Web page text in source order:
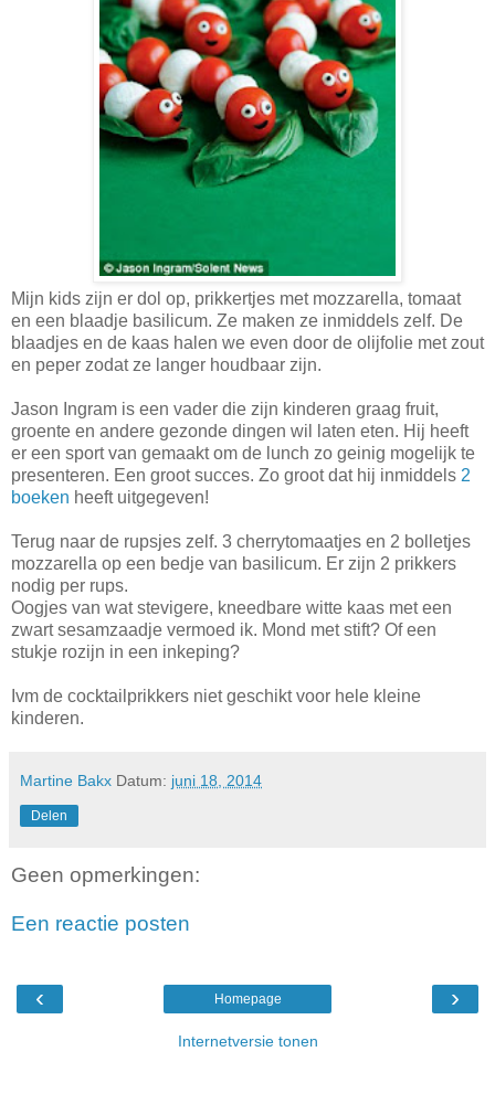
Mijn kids zijn er dol op, prikkertjes met mozzarella, tomaat
en een blaadje basilicum. Ze maken ze inmiddels zelf. De
blaadjes en de kaas halen we even door de olijfolie met zout
en peper zodat ze langer houdbaar zijn.
Jason Ingram is een vader die zijn kinderen graag fruit,
groente en andere gezonde dingen wil laten eten. Hij heeft
er een sport van gemaakt om de lunch zo geinig mogelijk te
presenteren. Een groot succes. Zo groot dat hij inmiddels 2
boeken heeft uitgegeven!
Terug naar de rupsjes zelf. 3 cherrytomaatjes en 2 bolletjes
mozzarella op een bedje van basilicum. Er zijn 2 prikkers
nodig per rups.
Oogjes van wat stevigere, kneedbare witte kaas met een
zwart sesamzaadje vermoed ik. Mond met stift? Of een
stukje rozijn in een inkeping?
Ivm de cocktailprikkers niet geschikt voor hele kleine
kinderen.
Martine Bakx Datum: juni 18, 2014
Delen
Geen opmerkingen:
Een reactie posten
‹ ›
Homepage
Internetversie tonen